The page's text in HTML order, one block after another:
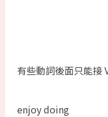
有些動詞後面只能接
enjoy doing